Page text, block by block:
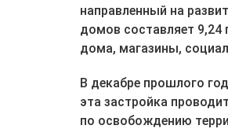
направленный на
домов составляет
дома, магазины,
В декабре прошлого
эта застройка
по освобождению